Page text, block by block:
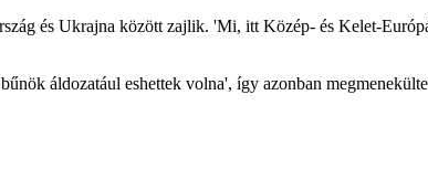
és Ukrajna között zajlik. 'Mi, itt Közép- és Kelet-
áldozatául eshettek volna', így azonban